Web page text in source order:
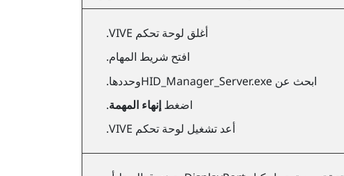
أغلق لوحة تحكم VIVE
.
افتح شريط المهام.
ابحث عنHID_Manager_Server.exeوحددها.
اضغطإنهاء المهمة.
أعد تشغيل لوحة تحكم VIVE .